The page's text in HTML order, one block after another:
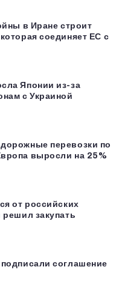
в Иране строит
соединяет ЕС с
Японии из-за
с Украиной
перевозки по
выросли на 25%
от российских
закупать
соглашение